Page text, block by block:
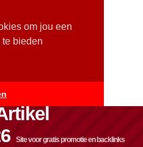
om jou een
bieden
Site voor gratis promotie en backlinks